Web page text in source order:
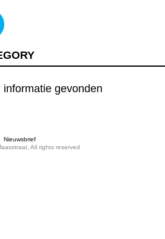
informatie gevonden
Nieuwsbrief
All rights reserved